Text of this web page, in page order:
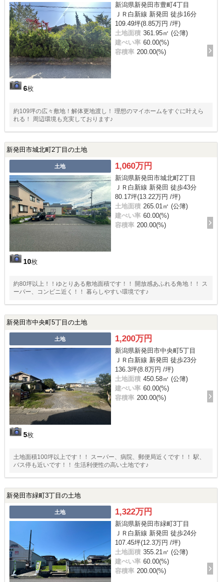
6枚
新潟県新発田市豊町4丁目
ＪＲ白新線 新発田 徒歩16分
109.49坪(8.85万円 /坪)
土地面積 361.95㎡ (公簿)
建ぺい率 60.00(%)
容積率 200.00(%)
約109坪の広々敷地！解体更地渡し！ 理想のマイホームをすぐに叶えら
れる！ 周辺環境も充実しております♪
新発田市城北町2丁目の土地
土地
10枚
1,060万円
新潟県新発田市城北町2丁目
ＪＲ白新線 新発田 徒歩43分
80.17坪(13.22万円 /坪)
土地面積 265.01㎡ (公簿)
建ぺい率 60.00(%)
容積率 200.00(%)
約80坪以上！！ゆとりある敷地面積です！！ 開放感あふれる角地！！ ス
ーパー、コンビニ近く！！ 暮らしやすい環境です♪
新発田市中央町5丁目の土地
土地
5枚
1,200万円
新潟県新発田市中央町5丁目
ＪＲ白新線 新発田 徒歩23分
136.3坪(8.8万円 /坪)
土地面積 450.58㎡ (公簿)
建ぺい率 60.00(%)
容積率 200.00(%)
土地面積100坪以上です！！ スーパー、病院、郵便局近くです！！ 駅、
バス停も近いです！！ 生活利便性の高い土地です♪
新発田市緑町3丁目の土地
土地 1,322万円
新潟県新発田市緑町3丁目
ＪＲ白新線 新発田 徒歩24分
107.45坪(12.3万円 /坪)
土地面積 355.21㎡ (公簿)
建ぺい率 60.00(%)
容積率 200.00(%)